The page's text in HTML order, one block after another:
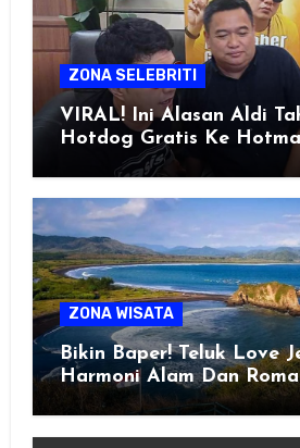
ZONA SELEBRITI
VIRAL! Ini Alasan Aldi
Hotdog Gratis Ke
ZONA WISATA
Bikin Baper! Teluk Love
Harmoni Alam Dan
Selatan Jawa